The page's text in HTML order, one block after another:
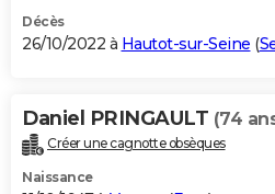
Décès
26/10/2022 à Hautot-sur-Seine (
Daniel PRINGAULT (74
Créer une cagnotte obsèques
Naissance